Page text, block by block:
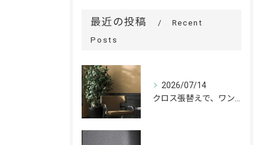
最近の投稿
Recent
Posts
2026/07/14